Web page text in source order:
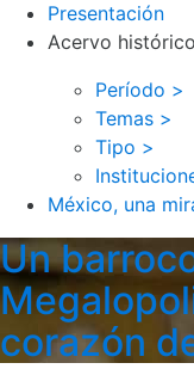
Presentación
Acervo histórico
Período >
Temas >
Tipo >
México, una
Un
corazón